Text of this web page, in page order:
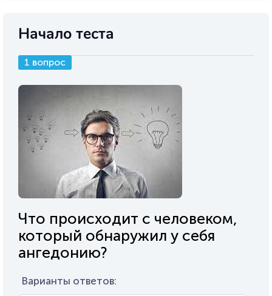
Начало теста
1 вопрос
Что происходит с человеком,
который обнаружил у себя
ангедонию?
Варианты ответов: